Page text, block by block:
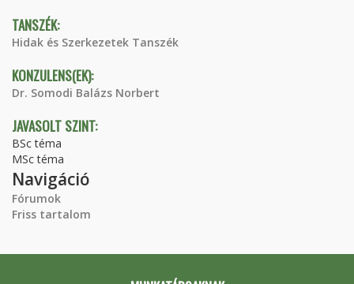
TANSZÉK:
Hidak és Szerkezetek Tanszék
KONZULENS(EK):
Dr. Somodi Balázs Norbert
JAVASOLT SZINT:
BSc téma
MSc téma
Navigáció
Fórumok
Friss tartalom